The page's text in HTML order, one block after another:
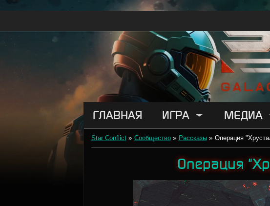
ГЛАВНАЯ ИГРА МЕДИА
Star Conflict » Сообщество » Рассказы » Операция
Операция